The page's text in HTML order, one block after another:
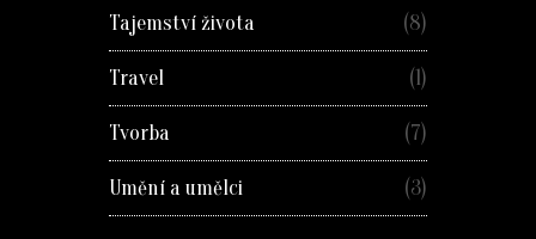
Tajemství života (8)
Travel (1)
Tvorba (7)
Umění a umělci (3)